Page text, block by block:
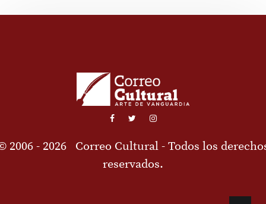
2006 - 2026 Correo Cultural - Todos los
reservados.